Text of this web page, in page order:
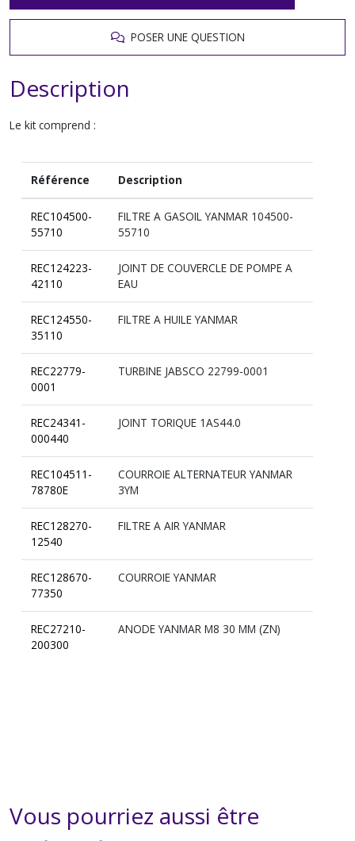
POSER UNE QUESTION
Description
Le kit comprend :
Référence Description
REC104500-
55710
FILTRE A GASOIL YANMAR 104500-
55710
REC124223-
42110
JOINT DE COUVERCLE DE POMPE A
EAU
REC124550-
35110
FILTRE A HUILE YANMAR
REC22779-
0001
TURBINE JABSCO 22799-0001
REC24341-
000440
JOINT TORIQUE 1AS44.0
REC104511-
78780E
COURROIE ALTERNATEUR YANMAR
3YM
REC128270-
12540
FILTRE A AIR YANMAR
REC128670-
77350
COURROIE YANMAR
REC27210-
200300
ANODE YANMAR M8 30 MM (ZN)
Vous pourriez aussi être